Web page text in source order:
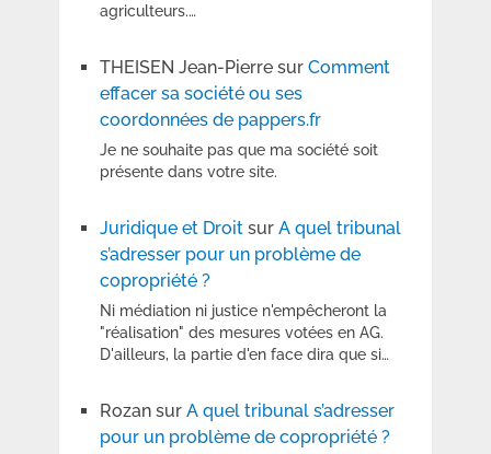
agriculteurs.…
THEISEN Jean-Pierresur Comment
effacer sa société ou ses
coordonnées de pappers.fr
Je ne souhaite pas que ma société soit
présente dans votre site.
Juridique et Droitsur A quel tribunal
s’adresser pour un problème de
copropriété ?
Ni médiation ni justice n'empêcheront la
"réalisation" des mesures votées en AG.
D'ailleurs, la partie d'en face dira que si…
Rozansur A quel tribunal s’adresser
pour un problème de copropriété ?